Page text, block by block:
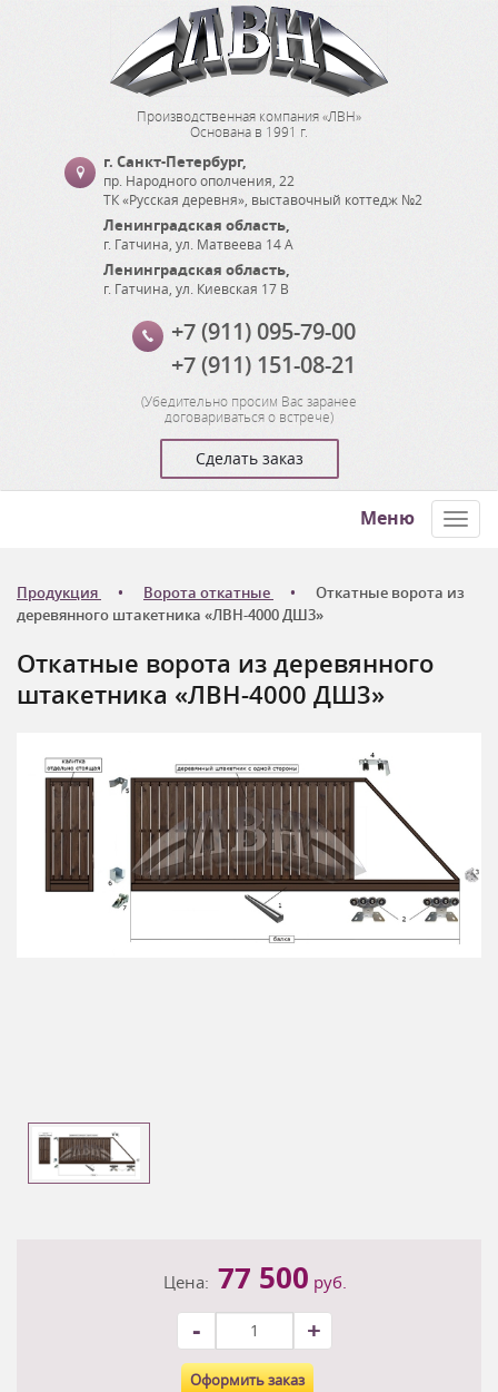
Производственная компания «ЛВН»
Основана в 1991 г.
г. Санкт-Петербург,
пр. Народного ополчения, 22
ТК «Русская деревня», выставочный коттедж №2
Ленинградская область,
г. Гатчина ул. Матвеева 14 А
Ленинградская область,
г. Гатчина ул. Киевская 17 В
+7 (911) 095-79-00
+7 (911) 151-08-21
(Убедительно просим Вас заранее
договариваться о встрече)
Сделать заказ
Меню
Продукция Ворота откатные
Откатные ворота из
деревянного штакетника «ЛВН-4000 ДШ3»
Откатные ворота из деревянного
штакетника «ЛВН-4000 ДШ3»
Цена: 77 500 руб.
- +
Оформить заказ